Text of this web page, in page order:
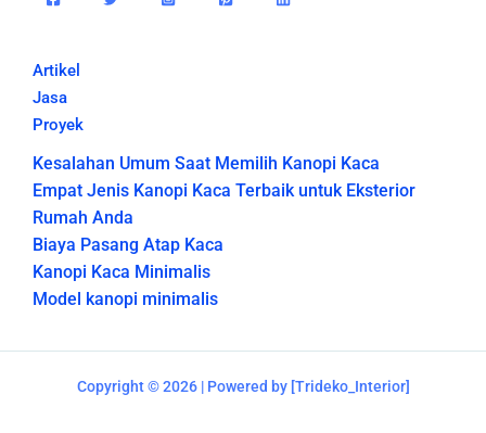
Artikel
Jasa
Proyek
Kesalahan Umum Saat Memilih Kanopi Kaca
Empat Jenis Kanopi Kaca Terbaik untuk Eksterior
Rumah Anda
Biaya Pasang Atap Kaca
Kanopi Kaca Minimalis
Model kanopi minimalis
Copyright © 2026 | Powered by [Trideko_Interior]